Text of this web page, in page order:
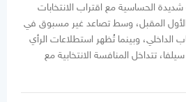
الحساسية مع اقتراب الانتخابات
الأول المقبل، وسط تصاعد غير مسبوق في
الداخلي، وبينما تُظهر استطلاعات الرأي
تتداخل المنافسة الانتخابية مع